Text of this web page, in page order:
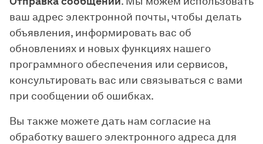
ваш адрес электронной почты, чтобы делать
объявления, информировать вас об
обновлениях и новых функциях нашего
программного обеспечения или сервисов,
консультировать вас или связываться с вами
при сообщении об ошибках.
Вы также можете дать нам согласие на
обработку вашего электронного адреса для